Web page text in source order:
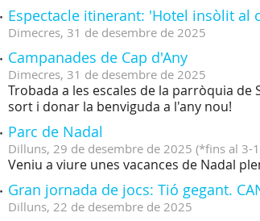
Espectacle itinerant: 'Hotel insòlit al
Dimecres, 31 de desembre de 2025
Campanades de Cap d'Any
Dimecres, 31 de desembre de 2025
Trobada a les escales de la parròquia
sort i donar la benviguda a l'any nou!
Parc de Nadal
Dilluns, 29 de desembre de 2025 (*fins al 3-
Veniu a viure unes vacances de Nadal
Gran jornada de jocs: Tió gegant.
Dilluns, 22 de desembre de 2025